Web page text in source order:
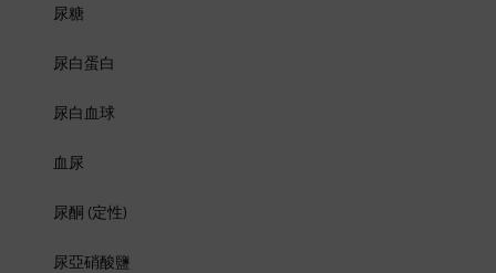
尿糖
尿白蛋白
尿白血球
血尿
尿酮 (定性)
尿亞硝酸鹽